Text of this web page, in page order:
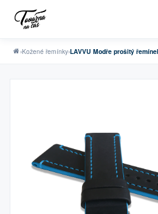
›Kožené řemínky›LAVVU Modře prošitý